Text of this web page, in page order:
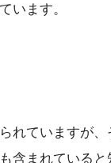
います。
れていますが
含まれていると